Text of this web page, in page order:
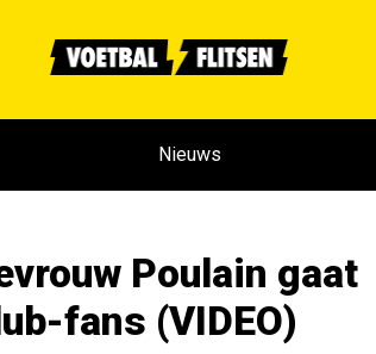
Nieuws
Poulain gaat
fans (VIDEO)